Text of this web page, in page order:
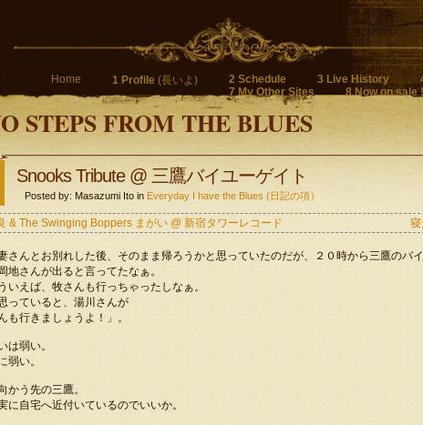
Home 1 Profile (長いよ) 2 Schedule 3 Live History
7 My Other Sites
8 Now on sale
STEPS FROM THE BLUES
Snooks Tribute @ 三鷹バイユーゲイト
Posted by: Masazumi Ito in Everyday I have the Blues (日記の項）
& The Swinging Boppers まがい @ 新宿タワーレコード 寝
さんとお別れした後、そのまま帰ろうかと思っていたのだが、２０時から三鷹のバ
地さんが出ると言ってたなぁ。
いえば、牧さんも行っちゃったしなぁ。
っていると、湯川さんが
も行きましょうよ！」。
は弱い。
弱い。
かう先の三鷹。
に自宅へ近付いているのでいいか。